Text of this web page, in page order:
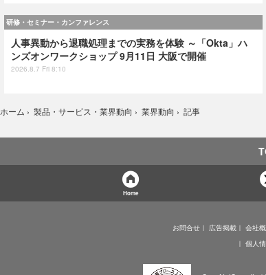
研修・セミナー・カンファレンス
人事異動から退職処理までの実務を体験 ～「Okta」ハ
ンズオンワークショップ 9月11日 大阪で開催
2026.8.7 Fri 8:10
ホーム › 製品・サービス・業界動向 › 業界動向 › 記事
Home
お問合せ 広告掲載 会社
個人